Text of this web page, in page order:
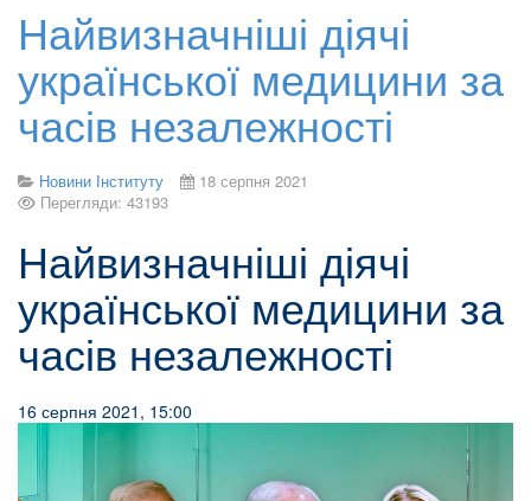
Найвизначніші діячі
української медицини за
часів незалежності
Новини Інституту
18 серпня 2021
Перегляди: 43193
Найвизначніші діячі
української медицини за
часів незалежності
16 серпня 2021, 15:00